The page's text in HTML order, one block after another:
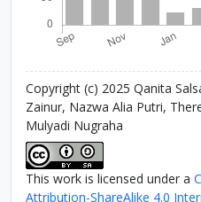
Copyright (c) 2025 Qanita
Zainur, Nazwa Alia Putri,
Mulyadi Nugraha
This work is licensed under a
Attribution-ShareAlike 4.0